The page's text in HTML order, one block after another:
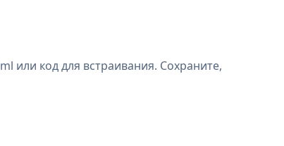
или код для встраивания. Сохраните,